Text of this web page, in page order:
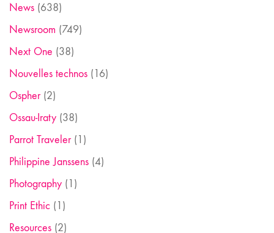
News (638)
Newsroom (749)
Next One (38)
Nouvelles technos (16)
Ospher(2)
Ossau-Iraty (38)
Parrot Traveler(1)
Philippine Janssens (4)
Photography (1)
Print Ethic (1)
Resources (2)